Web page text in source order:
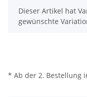
x
Dieser Artikel hat
gewünschte
* Ab der 2. Bestellung